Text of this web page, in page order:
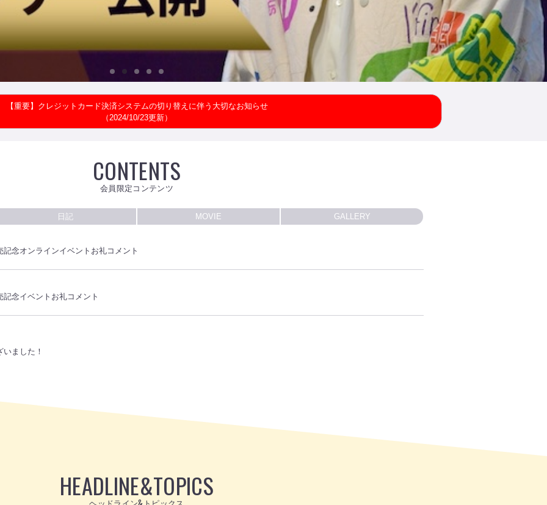
【重要】クレジットカード決済システムの切り替えに伴う大切なお知らせ
（2024/10/23更新）
CONTENTS
会員限定コンテンツ
日記 MOVIE GALLERY
念オンラインイベントお礼コメント
念イベントお礼コメント
ました！
HEADLINE&TOPICS